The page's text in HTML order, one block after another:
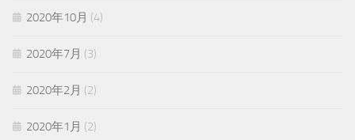
2020年10月 (4)
2020年7月 (3)
2020年2月 (2)
2020年1月 (2)